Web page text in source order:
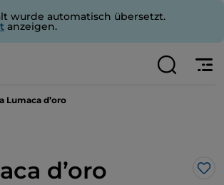
wurde automatisch übersetzt.
anzeigen.
Lumaca d’oro
d’oro